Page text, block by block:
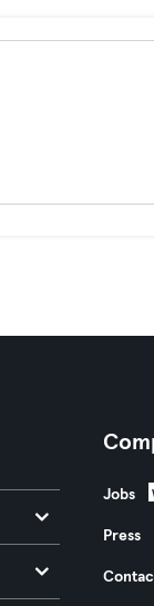
Jobs
Press